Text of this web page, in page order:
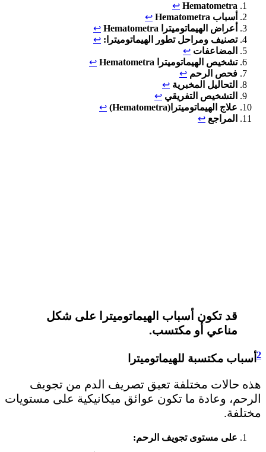
Hematometra
↩︎
أسباب Hematometra
↩︎
أعراض الهيماتوميترا Hematometra
↩︎
تصنيف ومراحل تطور الهيماتوميترا: ↩︎
المضاعفات ↩︎
تشخيص الهيماتوميترا Hematometra
↩︎
فحص الرحم ↩︎
التحاليل المخبرية ↩︎
التشخيص التفريقي ↩︎
علاج الهيماتوميترا(Hematometra)
↩︎
المراجع ↩︎
قد تكون أسباب الهيماتوميترا على شكل
مناعي أو مكتسب.
2 أسباب مكتسبة للهيماتوميترا
هذه حالات مختلفة تعيق تصريف الدم من تجويف
الرحم، وعادة ما تكون عوائق ميكانيكية على مستويات
مختلفة.
على مستوى تجويف الرحم: